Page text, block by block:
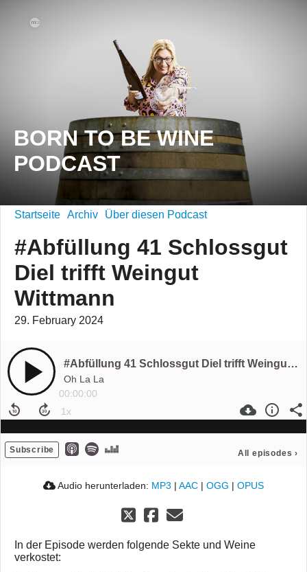
BORN TO BE WINE
PODCAST
Startseite Archiv Über diesen Podcast
#Abfüllung 41 Schlossgut
Diel trifft Weingut
Wittmann
29. February 2024
#Abfüllung 41 Schlossgut Diel trifft Weingut Wittmann
Oh La La
00:00:00
Subscribe All episodes ›
Audio herunterladen: MP3 | AAC | OGG | OPUS
In der Episode werden folgende Sekte und Weine
verkostet: